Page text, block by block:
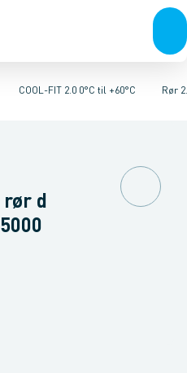
Fordampere
COOL-FIT 2.0 0°C til +60°C
COOL-FIT 2.0 0°C til +60°C
Rør
45gr. 2.0 T-stykker 2.0 Unioner
rør d